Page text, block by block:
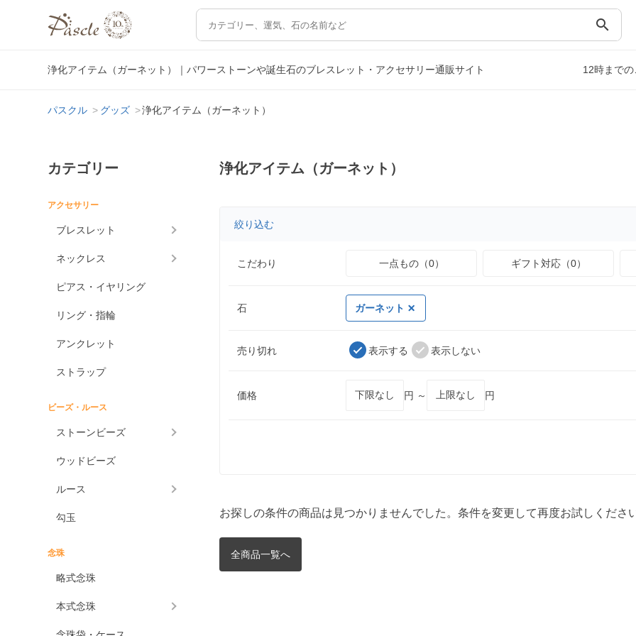
search
浄化アイテム（ガーネット）｜パワーストーンや誕生石のブレスレット・アクセサリー通販サイト 12時まで
パスクル グッズ 浄化アイテム（ガーネット）
カテゴリー
アクセサリー
ブレスレット
ネックレス
ピアス・イヤリング
リング・指輪
アンクレット
ストラップ
ビーズ・ルース
ストーンビーズ
ウッドビーズ
ルース
勾玉
念珠
略式念珠
本式念珠
浄化アイテム（ガーネット）
絞り込む
こだわり 一点もの（0） ギフト対応（0）
石 ガーネット
売り切れ 表示する 表示しない
価格 円 ～ 円
お探しの条件の商品は見つかりませんでした。条件を変更して再度お試しください
全商品一覧へ